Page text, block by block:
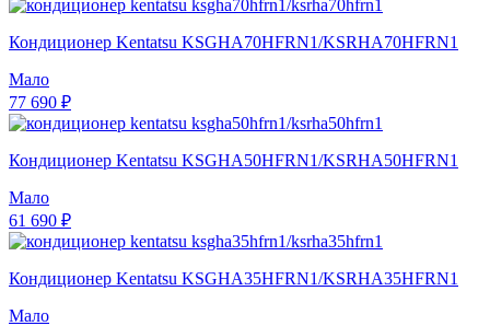
Кондиционер Kentatsu KSGHA70HFRN1/KSRHA70HFRN1
Мало
77 690 ₽
Кондиционер Kentatsu KSGHA50HFRN1/KSRHA50HFRN1
Мало
61 690 ₽
Кондиционер Kentatsu KSGHA35HFRN1/KSRHA35HFRN1
Мало